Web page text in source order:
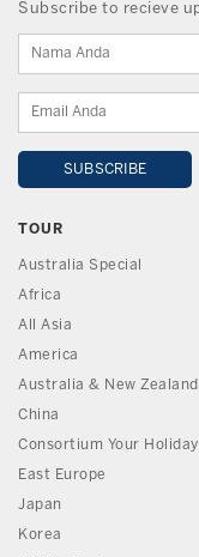
Subscribe to recieve
TOUR
Australia Special
Africa
All Asia
America
Australia & New Zealand
China
Consortium Your Holiday
East Europe
Japan
Korea